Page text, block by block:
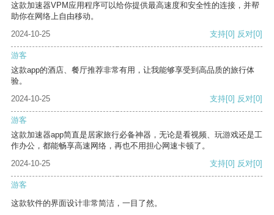
这款加速器VPM应用程序可以给你提供最高速度和安全性的连接，并帮
助你在网络上自由移动。
2024-10-25
支持[0] 反对[0]
游客
这款app的酒店、餐厅推荐非常有用，让我能够享受到高品质的旅行体
验。
2024-10-25
支持[0] 反对[0]
游客
这款加速器app简直是居家旅行必备神器，无论是看视频、玩游戏还是工
作办公，都能畅享高速网络，再也不用担心网速卡顿了。
2024-10-25
支持[0] 反对[0]
游客
这款软件的界面设计非常简洁，一目了然。